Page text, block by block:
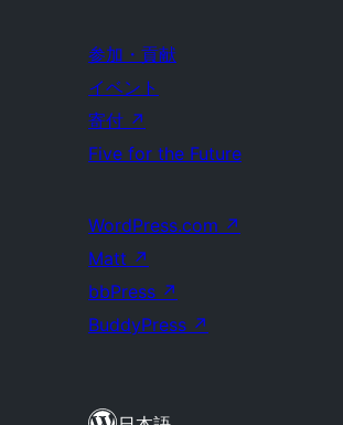
参加・貢献
イベント
寄付 ↗
Five for the Future
WordPress.com ↗
Matt ↗
bbPress ↗
BuddyPress ↗